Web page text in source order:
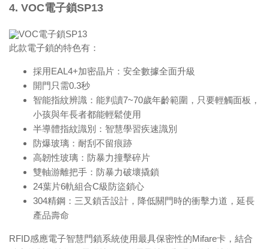
4. VOC電子鎖SP13
此款電子鎖的特色有：
採用EAL4+加密晶片：安全數據全面升級
開門只需0.3秒
智能指紋辨識：能判讀7~70歲年齡範圍，只要輕觸面板，
小孩與年長者都能輕鬆使用
半導體指紋識別：智慧學習疾速識別
防爆玻璃：耐刮不留痕跡
高韌性玻璃：防暴力撞擊碎片
雙軸游離把手：防暴力破壞撬鎖
24葉片6軌組合C級防盜鎖心
304精鋼：三叉鎖舌設計，降低關門時的衝擊力道，延長
產品壽命
RFID感應電子智慧門鎖系統使用最具保密性的Mifare卡，結合